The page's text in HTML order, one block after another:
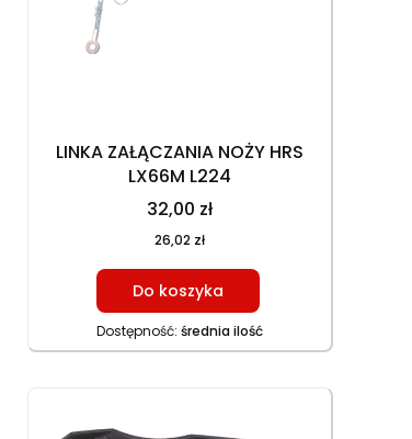
LINKA ZAŁĄCZANIA NOŻY HRS
LX66M L224
32,00 zł
26,02 zł
Do koszyka
Dostępność:średnia ilość